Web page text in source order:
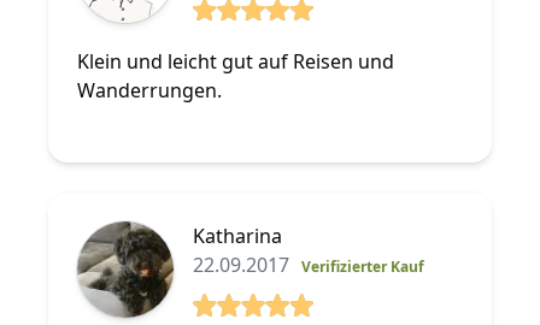
Klein und leicht gut auf Reisen und
Wanderrungen.
Katharina
22.09.2017 Verifizierter Kauf